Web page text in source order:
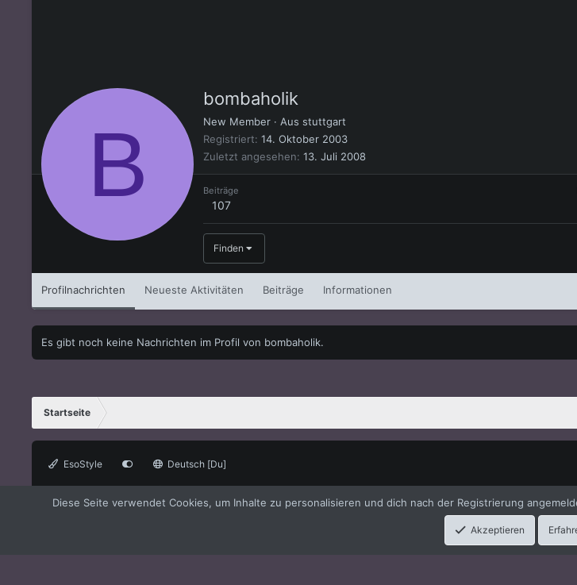
B
bombaholik
New Member · Aus stuttgart
Registriert 14. Oktober 2003
Zuletzt angesehen 13. Juli 2008
Beiträge
107
Finden
Profilnachrichten Neueste Aktivitäten Beiträge Informationen
Es gibt noch keine Nachrichten im Profil von bombaholik.
Startseite
EsoStyle Deutsch [Du]
®
Diese Seite verwendet Cookies, um Inhalte zu personalisieren und dich nach der Registrierung
Akzeptieren